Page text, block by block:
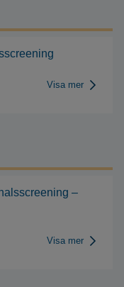
Visa mer
–
Visa mer